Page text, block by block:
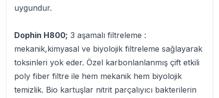
uygundur.
Dophin H800; 3 aşamalı filtreleme :
mekanik,kimyasal ve biyolojik filtreleme sağlayarak
toksinleri yok eder. Özel karbonlanlanmış çift etkili
poly fiber filtre ile hem mekanik hem biyolojik
temizlik. Bio kartuşlar nitrit parçalıyıcı bakterilerin